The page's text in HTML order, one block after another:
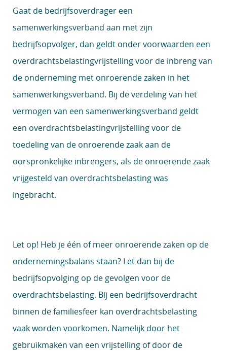
Gaat de bedrijfsoverdrager een
samenwerkingsverband aan met zijn
bedrijfsopvolger, dan geldt onder voorwaarden een
overdrachtsbelastingvrijstelling voor de inbreng van
de onderneming met onroerende zaken in het
samenwerkingsverband. Bij de verdeling van het
vermogen van een samenwerkingsverband geldt
een overdrachtsbelastingvrijstelling voor de
toedeling van de onroerende zaak aan de
oorspronkelijke inbrengers, als de onroerende zaak
vrijgesteld van overdrachtsbelasting was
ingebracht.
Let op! Heb je één of meer onroerende zaken op de
ondernemingsbalans staan? Let dan bij de
bedrijfsopvolging op de gevolgen voor de
overdrachtsbelasting. Bij een bedrijfsoverdracht
binnen de familiesfeer kan overdrachtsbelasting
vaak worden voorkomen. Namelijk door het
gebruikmaken van een vrijstelling of door de